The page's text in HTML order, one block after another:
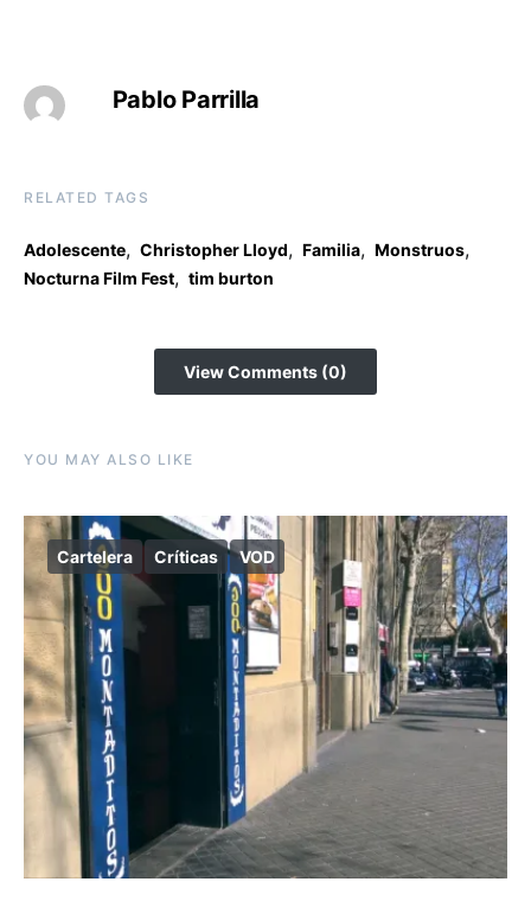
Pablo Parrilla
RELATED TAGS
Adolescente, Christopher Lloyd, Familia, Monstruos,
Nocturna Film Fest, tim burton
View Comments (0)
YOU MAY ALSO LIKE
Cartelera Críticas VOD